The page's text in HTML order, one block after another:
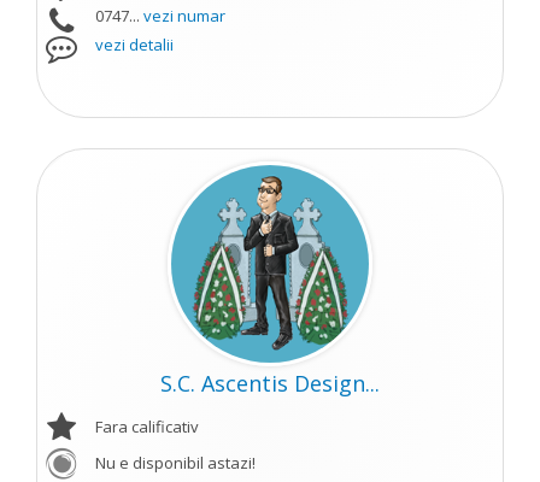
0747... vezi numar
vezi detalii
S.C. Ascentis Design...
Fara calificativ
Nu e disponibil astazi!